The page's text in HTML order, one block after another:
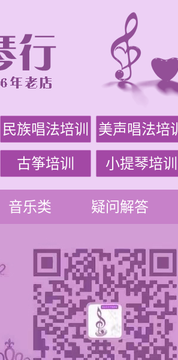
民族唱法培训 美声唱法培训
古筝培训 小提琴培训
音乐类 疑问解答